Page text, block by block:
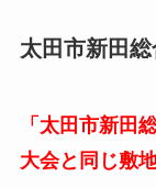
太田市新田
「太田市新田
大会と同じ敷